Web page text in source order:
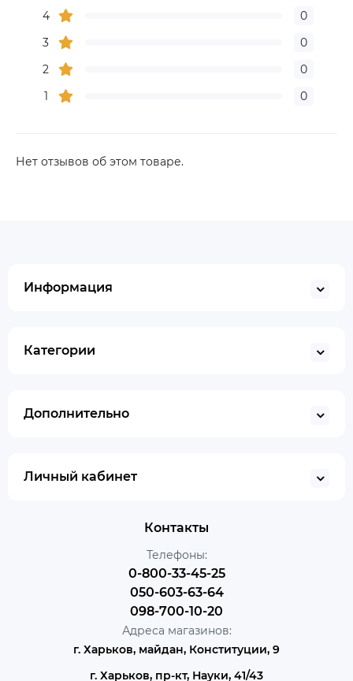
4
0
3
0
2
0
1
0
Нет отзывов об этом товаре.
Информация
Категории
Дополнительно
Личный кабинет
Контакты
Телефоны:
0-800-33-45-25
050-603-63-64
098-700-10-20
Адреса магазинов:
г. Харьков, майдан, Конституции, 9
г. Харьков, пр-кт, Науки, 41/43